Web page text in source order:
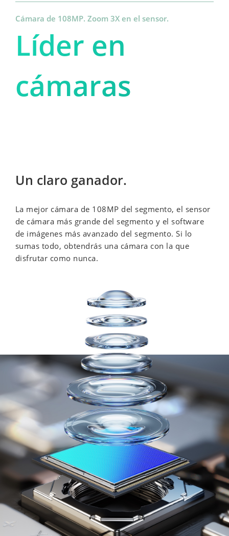
Cámara de 108MP. Zoom 3X en el sensor.
Líder en
cámaras
Un claro ganador.
La mejor cámara de 108MP del segmento, el sensor
de cámara más grande del segmento y el software
de imágenes más avanzado del segmento. Si lo
sumas todo, obtendrás una cámara con la que
disfrutar como nunca.